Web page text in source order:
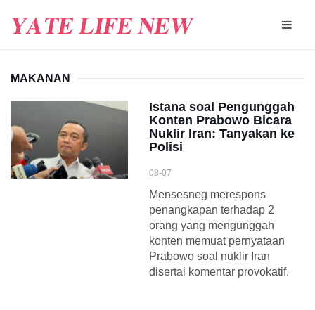
MAKANAN
Istana soal Pengunggah
Konten Prabowo Bicara
Nuklir Iran: Tanyakan ke
Polisi
08-07
Mensesneg merespons
penangkapan terhadap 2
orang yang mengunggah
konten memuat pernyataan
Prabowo soal nuklir Iran
disertai komentar provokatif.